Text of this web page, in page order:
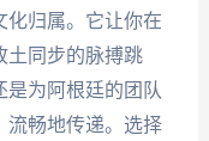
化归属。它让你在
土同步的脉搏跳
是为阿根廷的团队
流畅地传递。选择